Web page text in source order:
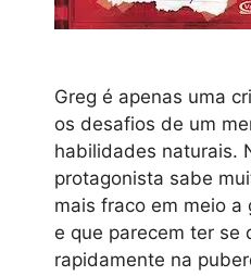
Greg é apenas uma
os desafios de um
habilidades naturais.
protagonista sabe
mais fraco em meio
e que parecem ter se
rapidamente na